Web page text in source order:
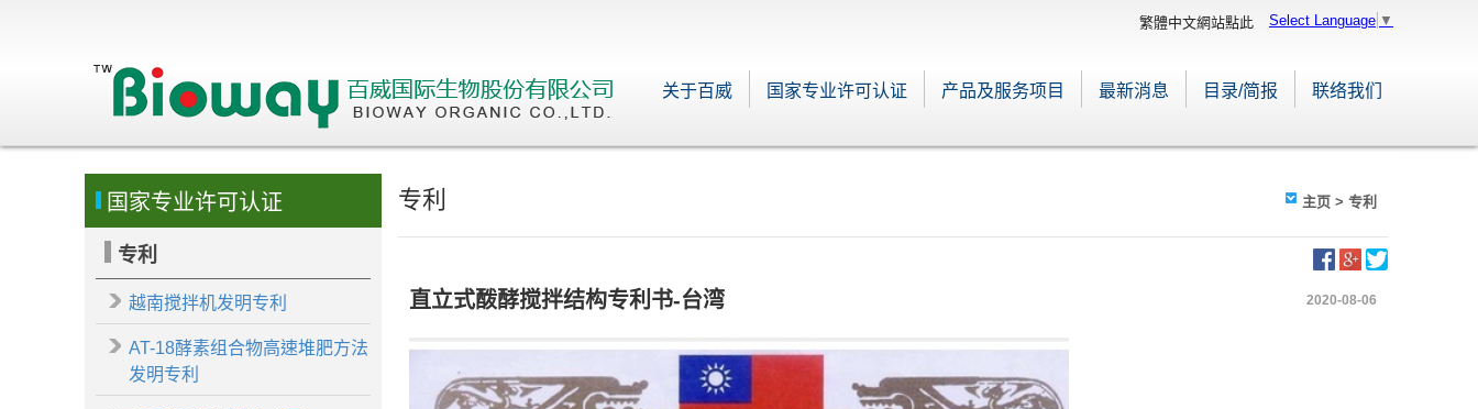
繁體中文網站點此 Select Language ▼
关于百威 国家专业许可认证 产品及服务项目 最新消息 目录/简报 联络我们
国家专业许可认证
专利
越南搅拌机发明专利
AT-18酵素组合物高速堆肥方法
发明专利
专利 主页 > 专利
直立式酦酵搅拌结构专利书-台湾 2020-08-06